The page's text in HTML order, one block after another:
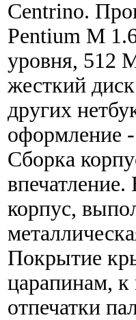
Centrino.
Pentium M
уровня, 512
жесткий
других
оформление -
Сборка
корпус,
Покрытие
царапинам,
отпечатки